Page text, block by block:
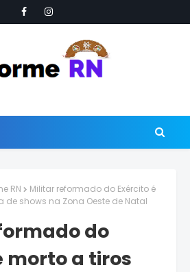
RN
Militar reformado do Exército é
de shows na Zona Oeste de Natal
do
morto a tiros